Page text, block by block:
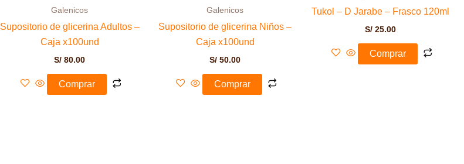
Galenicos
Supositorio de glicerina Adultos –
Caja x100und
S/ 80.00
Comprar
Galenicos
Supositorio de glicerina Niños –
Caja x100und
S/ 50.00
Comprar
Tukol – D Jarabe – Frasco 120ml
S/ 25.00
Comprar